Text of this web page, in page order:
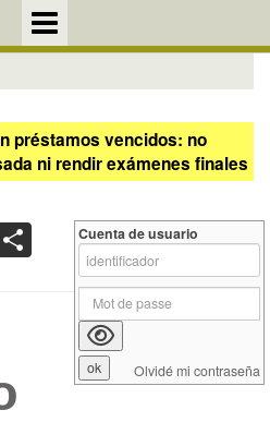
préstamos vencidos: no
ni rendir exámenes finales
Cuenta de usuario
Olvidé mi contraseña